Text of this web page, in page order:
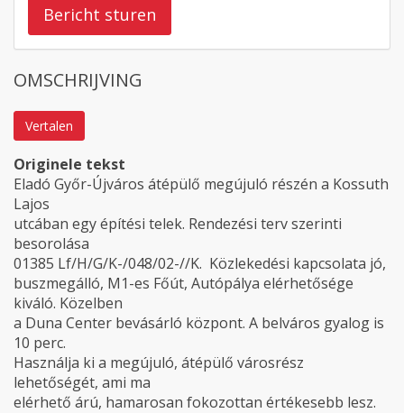
Bericht sturen
OMSCHRIJVING
Vertalen
Originele tekst
Eladó Győr-Újváros átépülő megújuló részén a Kossuth
Lajos
utcában egy építési telek. Rendezési terv szerinti
besorolása
01385 Lf/H/G/K-/048/02-//K. Közlekedési kapcsolata jó,
buszmegálló, M1-es Főút, Autópálya elérhetősége
kiváló. Közelben
a Duna Center bevásárló központ. A belváros gyalog is
10 perc.
Használja ki a megújuló, átépülő városrész
lehetőségét, ami ma
elérhető árú, hamarosan fokozottan értékesebb lesz.